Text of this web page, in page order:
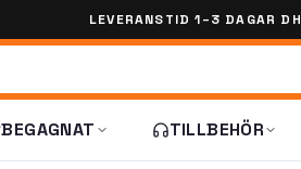
LEVERANSTID 1–3 DAGAR
BEGAGNAT TILLBEHÖR